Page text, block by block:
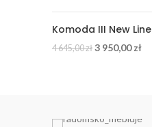
Komoda III New Line
4 645,00zł 3 950,00zł